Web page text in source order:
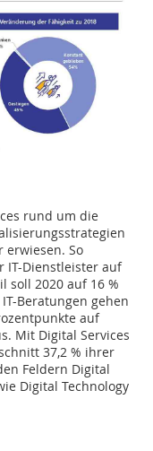
rund um die
erwiesen. So
IT-Dienstleister auf
soll 2020 auf 16 %
Beratungen gehen
auf
Mit Digital Services
37,2 % ihrer
Feldern Digital
Digital Technology